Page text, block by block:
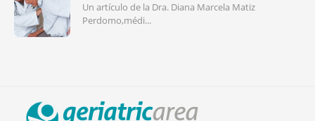
Un artículo de la Dra. Diana Marcela Matiz
Perdomo,médi...